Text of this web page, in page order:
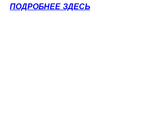
ПОДРОБНЕЕ ЗДЕСЬ